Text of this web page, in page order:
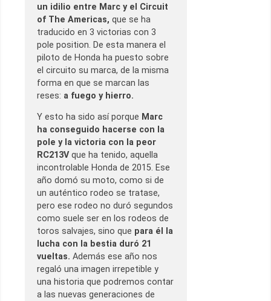
un idilio entre Marc y el Circuit
of The Americas, que se ha
traducido en 3 victorias con 3
pole position. De esta manera el
piloto de Honda ha puesto sobre
el circuito su marca, de la misma
forma en que se marcan las
reses: a fuego y hierro.
Y esto ha sido así porque Marc
ha conseguido hacerse con la
pole y la victoria con la peor
RC213Vque ha tenido, aquella
incontrolable Honda de 2015. Ese
año domó su moto, como si de
un auténtico rodeo se tratase,
pero ese rodeo no duró segundos
como suele ser en los rodeos de
toros salvajes, sino que para él la
lucha con la bestia duró 21
vueltas. Además ese año nos
regaló una imagen irrepetible y
una historia que podremos contar
a las nuevas generaciones de